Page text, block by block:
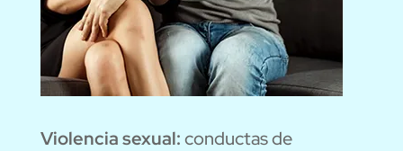
Violencia sexual:conductas de